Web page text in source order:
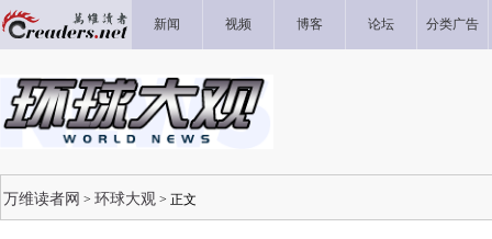
新闻 视频 博客 论坛 分类广告
万维读者网 > 环球大观 > 正文